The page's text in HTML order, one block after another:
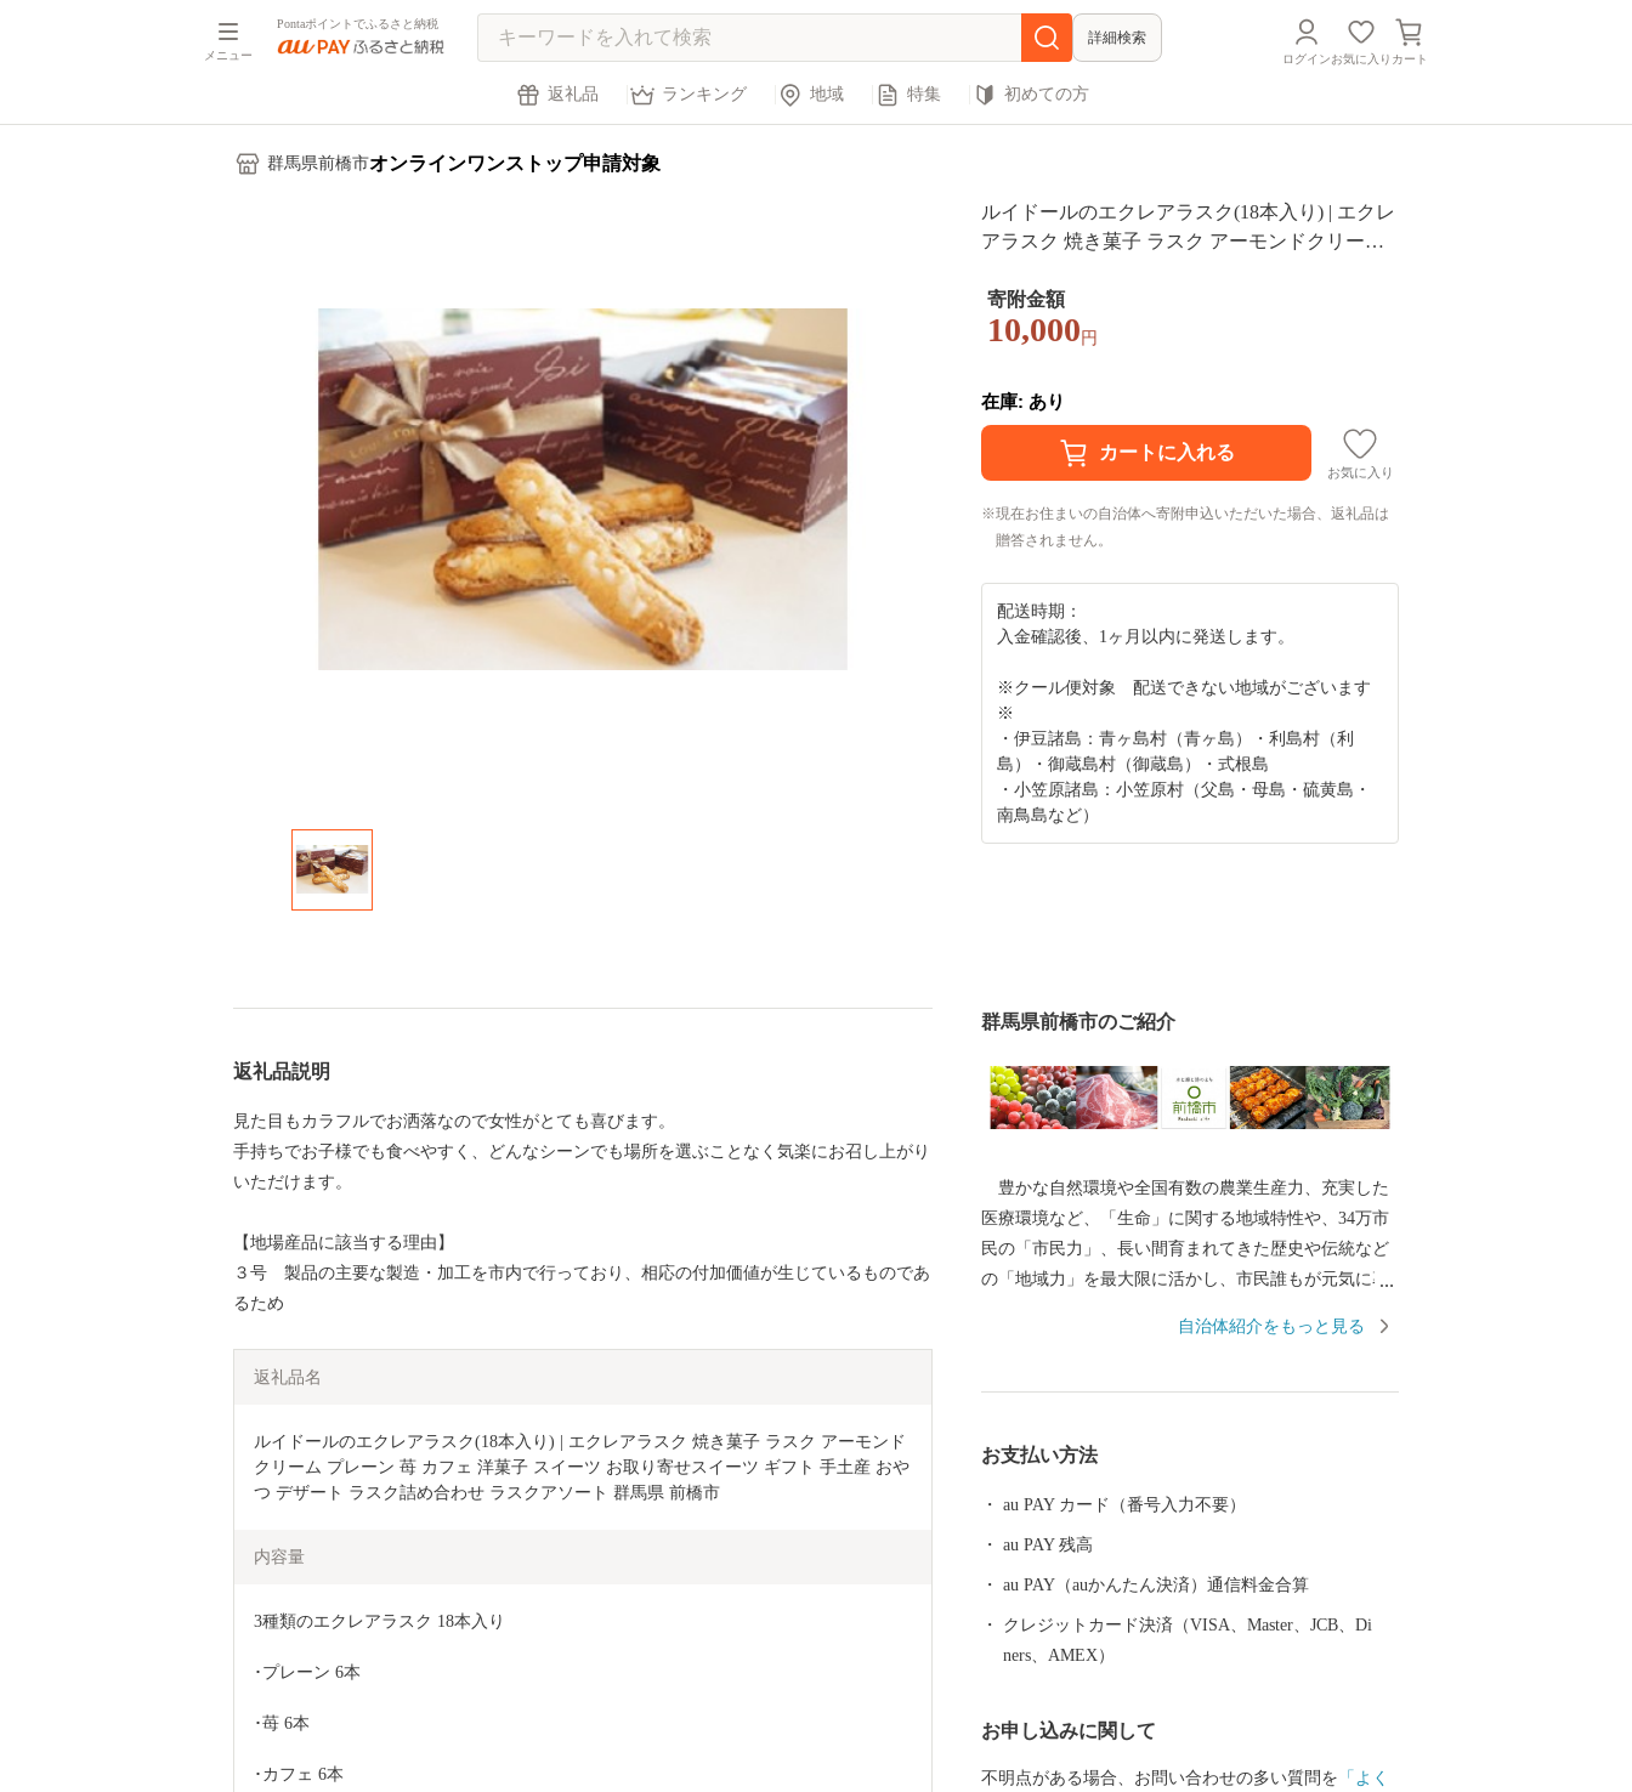
メニュー
Pontaポイントでふるさと納税
詳細検索
ログインお気に入り カート
返礼品 ランキング 地域 特集 初めての方
群馬県前橋市オンラインワンストップ申請対象
ルイドールのエクレアラスク(18本入り) | エクレ
アラスク 焼き菓子 ラスク アーモンドクリーム
スイーツ ギフト 手土産 おやつ デザート ラスク
詰め合わせ ラスクアソート 群馬県 前橋市
寄附金額
10,000 円
在庫: あり
お気に入り
現在お住まいの自治体へ寄附申込いただいた場合、返礼品は
贈答されません。
配送時期：
入金確認後、1ヶ月以内に発送します。
※クール便対象 配送できない地域がございます
※
・伊豆諸島：青ヶ島村（青ヶ島）・利島村（利
島）・御蔵島村（御蔵島）・式根島
・小笠原諸島：小笠原村（父島・母島・硫黄島・
南鳥島など）
返礼品説明
見た目もカラフルでお洒落なので女性がとても喜びます。
手持ちでお子様でも食べやすく、どんなシーンでも場所を選ぶことなく気楽にお召し上がり
いただけます。
【地場産品に該当する理由】
３号 製品の主要な製造・加工を市内で行っており、相応の付加価値が生じているものであ
るため
返礼品名
ルイドールのエクレアラスク(18本入り) | エクレアラスク 焼き菓子 ラスク アーモンド
クリーム プレーン 苺 カフェ 洋菓子 スイーツ お取り寄せスイーツ ギフト 手土産 おや
つ デザート ラスク詰め合わせ ラスクアソート 群馬県 前橋市
内容量
3種類のエクレアラスク 18本入り
･プレーン 6本
･苺 6本
･カフェ 6本
群馬県前橋市のご紹介
豊かな自然環境や全国有数の農業生産力、充実した
医療環境など、「生命」に関する地域特性や、34万市
民の「市民力」、長い間育まれてきた歴史や伝統など
の「地域力」を最大限に活かし、市民誰もが元気に暮
るさと納税制度の実施にあたっては、全国の賛同者と
てご用意させていただいております。 前橋市出身の
も、市外でご活躍されている多くの方々に、前橋市へ
の「ふるさと納税」についてご案内いただきますよ
う、お願い申し上げます。 全国の皆様からの温かい応
自治体紹介をもっと見る
お支払い方法
au PAY カード（番号入力不要）
au PAY 残高
au PAY（auかんたん決済）通信料金合算
クレジットカード決済（VISA、Master、JCB、Di
ners、AMEX）
お申し込みに関して
不明点がある場合、お問い合わせの多い質問を 「よく